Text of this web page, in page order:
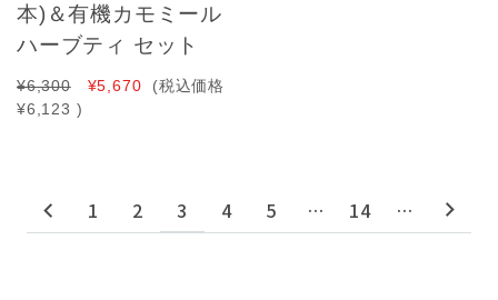
本)＆有機カモミール
ハーブティ セット
¥6,300 ¥5,670
(税込価格
¥6,123 )
1 2 3 4 5 … 14 …